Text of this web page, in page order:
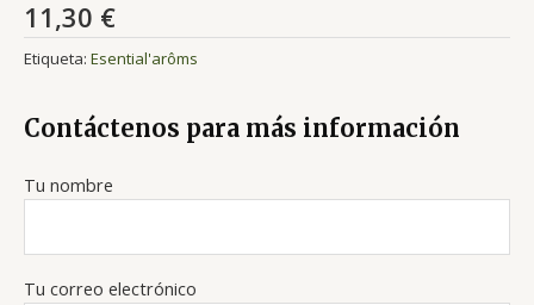
11,30 €
Etiqueta: Esential'arôms
Contáctenos para más información
Tu nombre
Tu correo electrónico